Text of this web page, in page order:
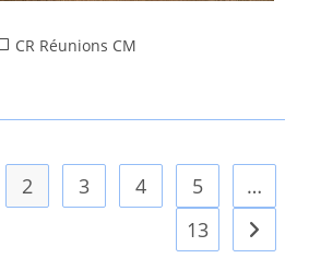
CR Réunions CM
2 3 4 5
…
13